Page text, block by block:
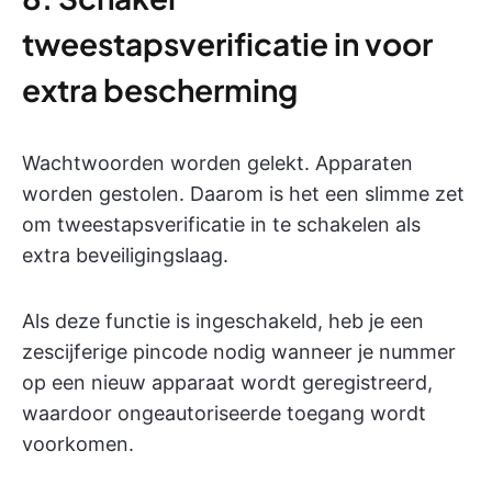
tweestapsverificatie in voor
extra bescherming
Wachtwoorden worden gelekt. Apparaten
worden gestolen. Daarom is het een slimme zet
om tweestapsverificatie in te schakelen als
extra beveiligingslaag.
Als deze functie is ingeschakeld, heb je een
zescijferige pincode nodig wanneer je nummer
op een nieuw apparaat wordt geregistreerd,
waardoor ongeautoriseerde toegang wordt
voorkomen.